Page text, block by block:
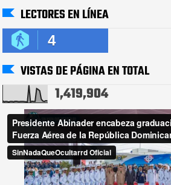
LECTORES EN LÍNEA
4
VISTAS DE PÁGINA EN TOTAL
1,419,904